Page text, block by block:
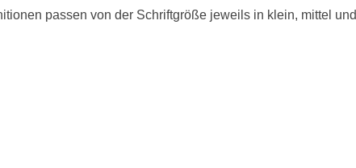
passen von der Schriftgröße jeweils in klein, mittel und